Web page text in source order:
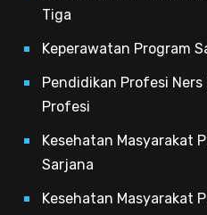
Tiga
Keperawatan Program
Pendidikan Profesi Ners
Profesi
Kesehatan Masyarakat
Sarjana
Kesehatan Masyarakat